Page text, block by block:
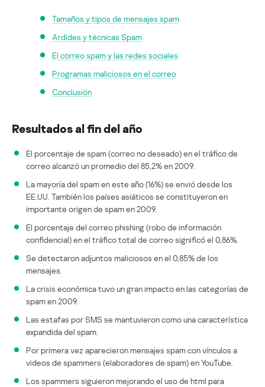
Tamaños y tipos de mensajes spam
Ardides y técnicas Spam
El correo spam y las redes sociales
Programas maliciosos en el correo
Conclusión
Resultados al fin del año
El porcentaje de spam (correo no deseado) en el tráfico de
correo alcanzó un promedio del 85,2% en 2009.
La mayoría del spam en este año (16%) se envió desde los
EE.UU. También los países asiáticos se constituyeron en
importante origen de spam en 2009.
El porcentaje del correo phishing (robo de información
confidencial) en el tráfico total de correo significó el 0,86%.
Se detectaron adjuntos maliciosos en el 0,85% de los
mensajes.
La crisis económica tuvo un gran impacto en las categorías de
spam en 2009.
Las estafas por SMS se mantuvieron como una característica
expandida del spam.
Por primera vez aparecieron mensajes spam con vínculos a
videos de spammers (elaboradores de spam) en YouTube.
Los spammers siguieron mejorando el uso de html para